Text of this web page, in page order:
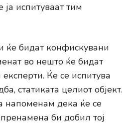
испитуваат тим
ќе бидат конфискувани
во нешто ќе бидат
Ќе се испитува
статиката целиот објект.
напоменам дека ќе се
би добил тој